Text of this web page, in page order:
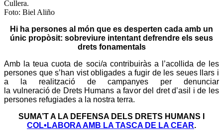
Cullera.
Foto: Biel Aliño
Hi ha persones al món que es desperten cada amb un
únic propòsit: sobreviure intentant defrendre els seus
drets fonamentals
Amb la teua cuota de soci/a contribuiràs a l’acollida de les
persones que s’han vist obligades a fugir de les seues llars i
a la realització de campanyes per denunciar
la vulneració de Drets Humans a favor del dret d’asil i de les
persones refugiades a la nostra terra.
SUMA’T A LA DEFENSA DELS DRETS HUMANS I
COL•LABORA AMB LA TASCA DE LA CEAR.